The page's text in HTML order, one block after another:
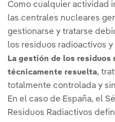
Como cualquier actividad
las centrales nucleares
gestionarse y tratarse
los residuos radioactivos
La gestión de los residuos
técnicamente resuelta,
totalmente controlada y
En el caso de España, el
Residuos Radiactivos